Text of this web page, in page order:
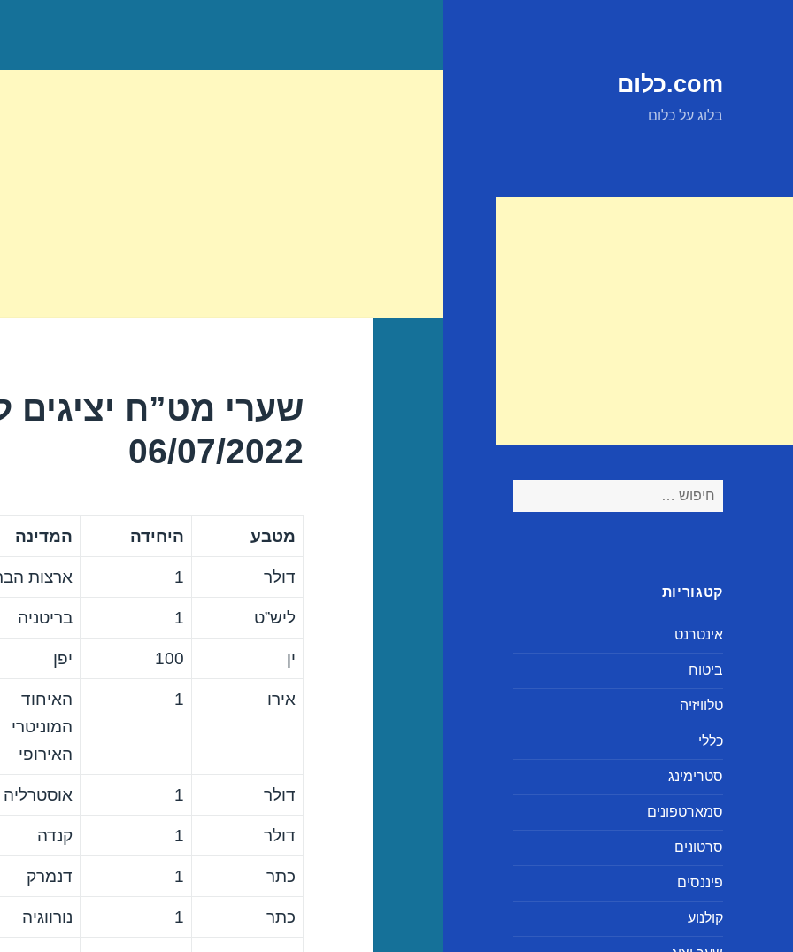
com.כלום
בלוג על כלום
חיפוש:
קטגוריות
אינטרנט
ביטוח
טלוויזיה
כללי
סטרימינג
סמארטפונים
סרטונים
פיננסים
קולנוע
שערי מט”ח יציגים
06/07/2022
מטבע היחידה המדינה
דולר 1 ארצות
ליש”ט 1 בריטניה
ין 100 יפן
אירו 1
האיחוד
המוניטרי
האירופי
דולר 1 אוסטרליה
דולר 1 קנדה
כתר 1 דנמרק
כתר 1 נורווגיה